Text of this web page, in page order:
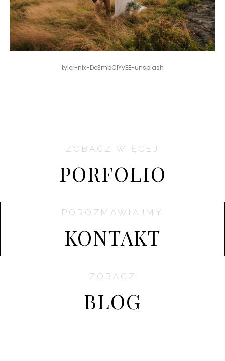
tyler-nix-De3mbCIYyEE-unsplash
ZOBACZ WIĘCEJ
PORFOLIO
POROZMAWIAJMY
KONTAKT
ZOBACZ
BLOG